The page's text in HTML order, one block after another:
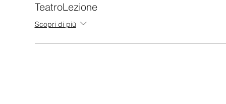
TeatroLezione
Scopri di più